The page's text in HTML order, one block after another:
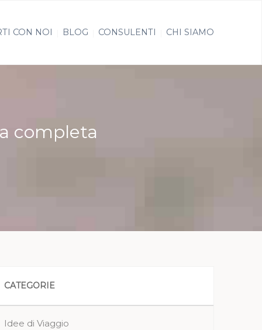
CON NOI BLOG CONSULENTI CHI SIAMO
completa
CATEGORIE
Idee di Viaggio